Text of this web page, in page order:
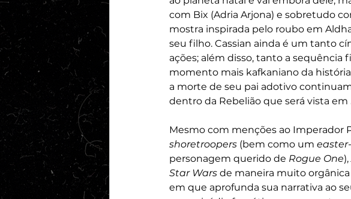
com Bix (Adria Arjona) e sobretudo
mostra inspirada pelo roubo em
seu filho. Cassian ainda é um tanto
ações; além disso, tanto a sequência
momento mais kafkaniano da
a morte de seu pai adotivo
dentro da Rebelião que será vista em
Mesmo com menções ao Imperador
shoretroopers (bem como um
personagem querido de Rogue One),
Star Wars de maneira muito
em que aprofunda sua narrativa ao